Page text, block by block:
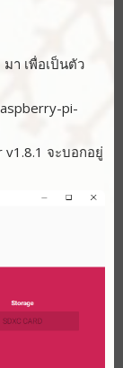
า เพื่อเป็นตัว
pi-
จะบอกอยู่